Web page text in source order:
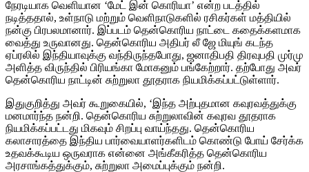
நேரடியாக வெளியான ‘மேட் இன் கொரியா’ என்ற படத்தில்
நடித்ததால், உள்நாடு மற்றும் வெளிநாடுகளில் ரசிகர்கள் மத்தியில்
நன்கு பிரபலமானார். இப்படம் தென்கொரிய நாட்டை கதைக்களமாக
வைத்து உருவானது. தென்கொரிய அதிபர் லீ ஜே மியுங் கடந்த
ஏப்ரலில் இந்தியாவுக்கு வந்திருந்தபோது, ஜனாதிபதி திரவுபதி முர்மு
அளித்த விருந்தில் பிரியங்கா மோகனும் பங்கேற்றார். தற்போது அவர்
தென்கொரிய நாட்டின் சுற்றுலா தூதராக நியமிக்கப்பட்டுள்ளார்.
இதுகுறித்து அவர் கூறுகையில், ‘இந்த அற்புதமான கவுரவத்துக்கு
மனமார்ந்த நன்றி. தென்கொரிய சுற்றுலாவின் கவுரவ தூதராக
நியமிக்கப்பட்டது மிகவும் சிறப்பு வாய்ந்தது. தென்கொரிய
கலாசாரத்தை இந்திய பார்வையாளர்களிடம் கொண்டு போய் சேர்க்க
உதவக்கூடிய ஒருவராக என்னை அங்கீகரித்த தென்கொரிய
அரசாங்கத்துக்கும், சுற்றுலா அமைப்புக்கும் நன்றி.